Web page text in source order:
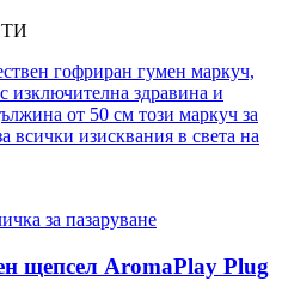
гофриран гумен маркуч,
изключителна здравина и
от 50 см този маркуч за
всички изисквания в света на
за пазаруване
щепсел AromaPlay Plug